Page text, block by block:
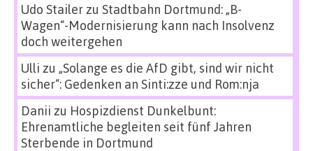
Udo Stailerzu Stadtbahn Dortmund: „B-
Wagen“-Modernisierung kann nach Insolvenz
doch weitergehen
Ulli zu „Solange es die AfD gibt, sind wir nicht
sicher“: Gedenken an Sinti:zze und Rom:nja
Danii zu Hospizdienst Dunkelbunt:
Ehrenamtliche begleiten seit fünf Jahren
Sterbende in Dortmund